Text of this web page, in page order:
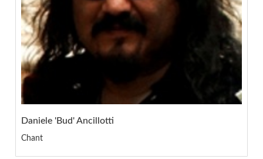
Daniele 'Bud' Ancillotti
Chant